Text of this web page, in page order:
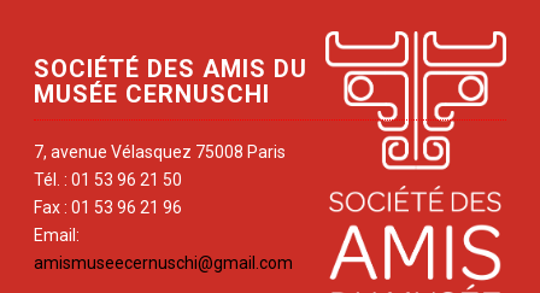
SOCIÉTÉ DES AMIS DU
MUSÉE CERNUSCHI
7, avenue Vélasquez 75008 Paris
Tél. : 01 53 96 21 50
Fax : 01 53 96 21 96
Email:
amismuseecernuschi@gmail.com